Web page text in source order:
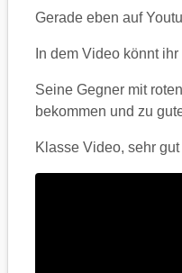
Gerade eben auf
In dem Video könnt
Seine Gegner mit
bekommen und zu
Klasse Video, sehr